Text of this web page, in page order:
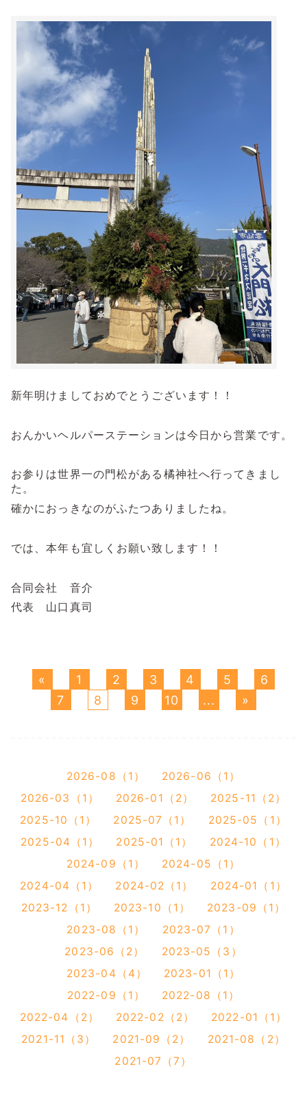
新年明けましておめでとうございます！！
おんかいヘルパーステーションは今日から営業です。
お参りは世界一の門松がある橘神社へ行ってきまし
た。
確かにおっきなのがふたつありましたね。
では、本年も宜しくお願い致します！！
合同会社 音介
代表 山口真司
« 1 2 3 4 5
6
7
8 9 10 ... »
2026-08（1）
2026-06（1）
2026-03（1）
2026-01（2）
2025-11（2）
2025-10（1）
2025-07（1）
2025-05（1）
2025-04（1）
2025-01（1）
2024-10（1）
2024-09（1）
2024-05（1）
2024-04（1）
2024-02（1）
2024-01（1）
2023-12（1）
2023-10（1）
2023-09（1）
2023-08（1）
2023-07（1）
2023-06（2）
2023-05（3）
2023-04（4）
2023-01（1）
2022-09（1）
2022-08（1）
2022-04（2）
2022-02（2）
2022-01（1）
2021-11（3）
2021-09（2）
2021-08（2）
2021-07（7）